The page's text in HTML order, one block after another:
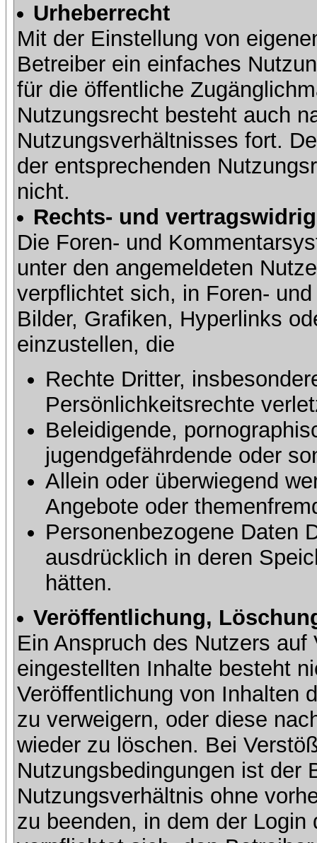
Urheberrecht
Mit der Einstellung von
Betreiber ein einfaches
für die öffentliche
Nutzungsrecht besteht auch
Nutzungsverhältnisses fort.
der entsprechenden
nicht.
Rechts- und
Die Foren- und
unter den angemeldeten
verpflichtet sich, in Foren-
Bilder, Grafiken, Hyperlinks
einzustellen, die
Rechte Dritter,
Persönlichkeitsrechte
Beleidigende,
jugendgefährdende oder
Allein oder überwiegend
Angebote oder
Personenbezogene Daten
ausdrücklich in deren
hätten.
Veröffentlichung,
Ein Anspruch des Nutzers
eingestellten Inhalte besteht
Veröffentlichung von Inhalten
zu verweigern, oder diese
wieder zu löschen. Bei
Nutzungsbedingungen ist der
Nutzungsverhältnis ohne
zu beenden, in dem der